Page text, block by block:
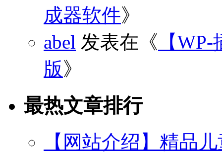
成器软件》
abel 发表在《 【
版》
最热文章排行
【网站介绍】精品